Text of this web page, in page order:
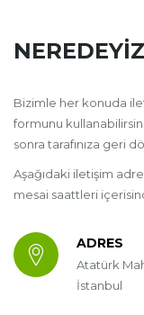
Bizimle her konuda
formunu
sonra tarafınıza geri
Aşağıdaki iletişim
mesai saattleri
ADRES
Atatürk
İstanbul